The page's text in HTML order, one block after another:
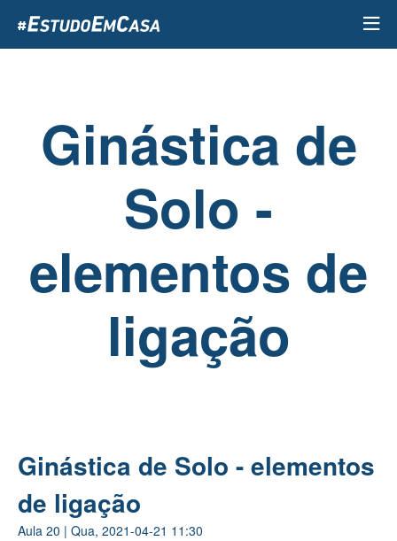
para
o
Ginástica de
Solo -
elementos de
ligação
Ginástica de Solo - elementos
de ligação
Aula 20 | Qua, 2021-04-21 11:30